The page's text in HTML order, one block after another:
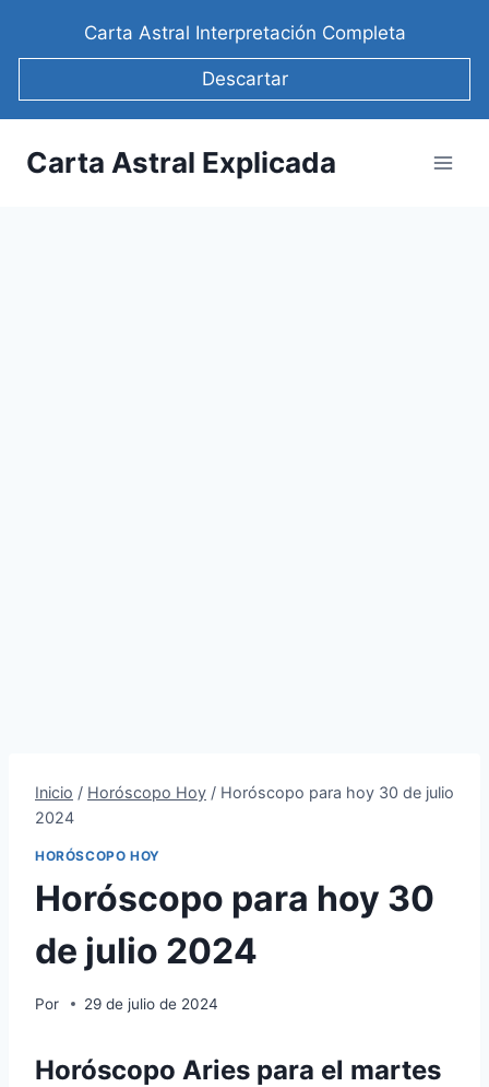
Carta Astral Interpretación Completa
Descartar
Carta Astral Explicada
Inicio / Horóscopo Hoy / Horóscopo para hoy 30 de julio
2024
HORÓSCOPO HOY
Horóscopo para hoy 30
de julio 2024
Por 29 de julio de 2024
Horóscopo Aries para el martes